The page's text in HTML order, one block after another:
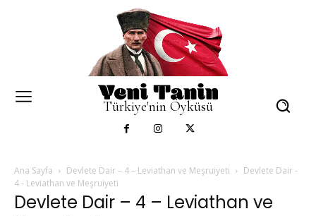
Türkiye'nin Öyküsü
Ana Sayfa Devlete Dair – 4 – Leviathan ve Meşruiyeti
Devlete Dair -
4 - Leviathan ve Meşruiyeti
Devlete Dair – 4 – Leviathan ve